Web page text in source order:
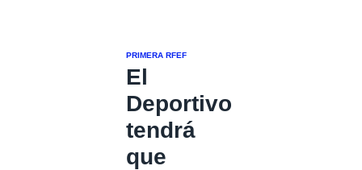
PRIMERA RFEF
El
Deportivo
tendrá
que